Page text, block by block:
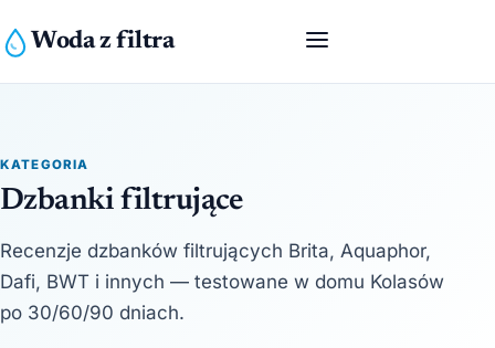
Woda z filtra
KATEGORIA
Dzbanki filtrujące
Recenzje dzbanków filtrujących Brita, Aquaphor,
Dafi, BWT i innych — testowane w domu Kolasów
po 30/60/90 dniach.